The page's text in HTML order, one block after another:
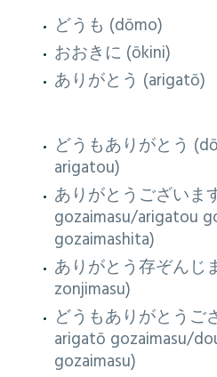
どうも (dōmo)
おおきに (ōkini)
ありがとう (arigatō)
どうもありがとう
arigatou)
ありがとうございま
gozaimasu/arigatou
gozaimashita)
ありがとう存ぞんじ
zonjimasu)
どうもありがとうご
arigatō gozaimasu/
gozaimasu)